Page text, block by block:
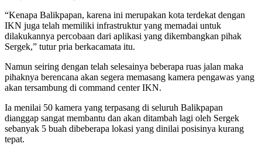
“Kenapa Balikpapan, karena ini merupakan kota terdekat dengan
IKN juga telah memiliki infrastruktur yang memadai untuk
dilakukannya percobaan dari aplikasi yang dikembangkan pihak
Sergek,” tutur pria berkacamata itu.
Namun seiring dengan telah selesainya beberapa ruas jalan maka
pihaknya berencana akan segera memasang kamera pengawas yang
akan tersambung di command center IKN.
Ia menilai 50 kamera yang terpasang di seluruh Balikpapan
dianggap sangat membantu dan akan ditambah lagi oleh Sergek
sebanyak 5 buah dibeberapa lokasi yang dinilai posisinya kurang
tepat.